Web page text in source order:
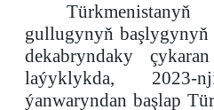
gullugynyň
dekabryndaky
laýyklykda,
ýanwaryndan başlap